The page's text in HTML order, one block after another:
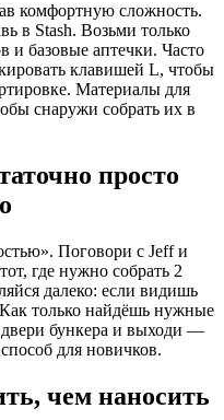
комфортную сложность.
в Stash. Возьми только
и базовые аптечки. Часто
клавишей L, чтобы
Материалы для
снаружи собрать их в
просто
Поговори с Jeff и
где нужно собрать 2
далеко: если видишь
только найдёшь нужные
бункера и выходи —
для новичков.
чем наносить